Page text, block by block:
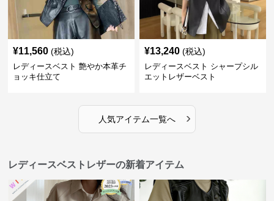
¥11,560 (税込)
レディースベスト 艶やか本革チ
ョッキ仕立て
¥13,240 (税込)
レディースベスト シャープシル
エットレザーベスト
人気アイテム一覧へ ›
レディースベストレザーの新着アイテム